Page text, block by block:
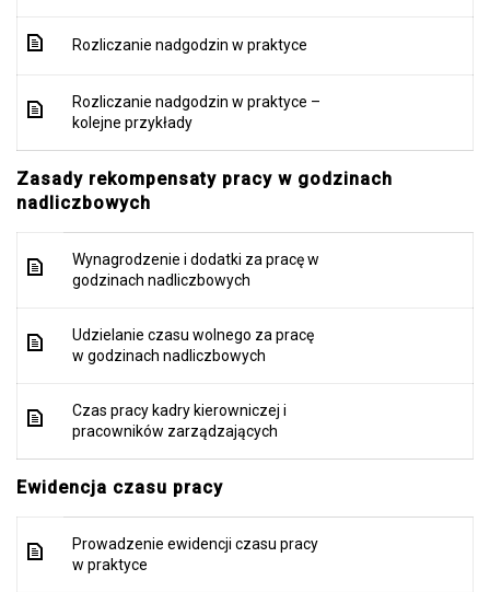
Rozliczanie nadgodzin w praktyce
Rozliczanie nadgodzin w praktyce –
kolejne przykłady
Zasady rekompensaty pracy w godzinach
nadliczbowych
Wynagrodzenie i dodatki za pracę w
godzinach nadliczbowych
Udzielanie czasu wolnego za pracę
w godzinach nadliczbowych
Czas pracy kadry kierowniczej i
pracowników zarządzających
Ewidencja czasu pracy
Prowadzenie ewidencji czasu pracy
w praktyce